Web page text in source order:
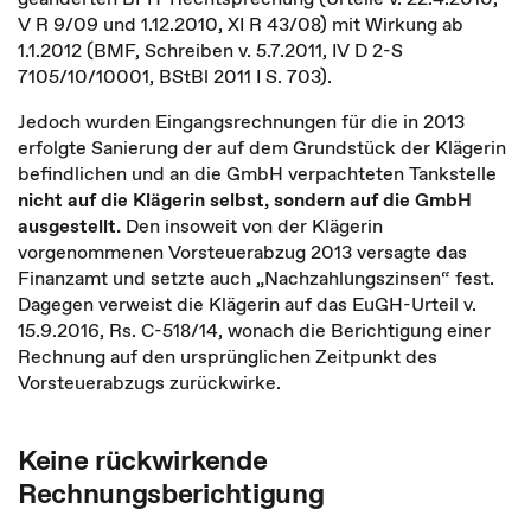
V R 9/09 und 1.12.2010, XI R 43/08) mit Wirkung ab
1.1.2012 (BMF, Schreiben v. 5.7.2011, IV D 2-S
7105/10/10001, BStBl 2011 I S. 703).
Jedoch wurden Eingangsrechnungen für die in 2013
erfolgte Sanierung der auf dem Grundstück der Klägerin
befindlichen und an die GmbH verpachteten Tankstelle
nicht auf die Klägerin selbst, sondern auf die GmbH
ausgestellt. Den insoweit von der Klägerin
vorgenommenen Vorsteuerabzug 2013 versagte das
Finanzamt und setzte auch „Nachzahlungszinsen“ fest.
Dagegen verweist die Klägerin auf das EuGH-Urteil v.
15.9.2016, Rs. C-518/14, wonach die Berichtigung einer
Rechnung auf den ursprünglichen Zeitpunkt des
Vorsteuerabzugs zurückwirke.
Keine rückwirkende
Rechnungsberichtigung